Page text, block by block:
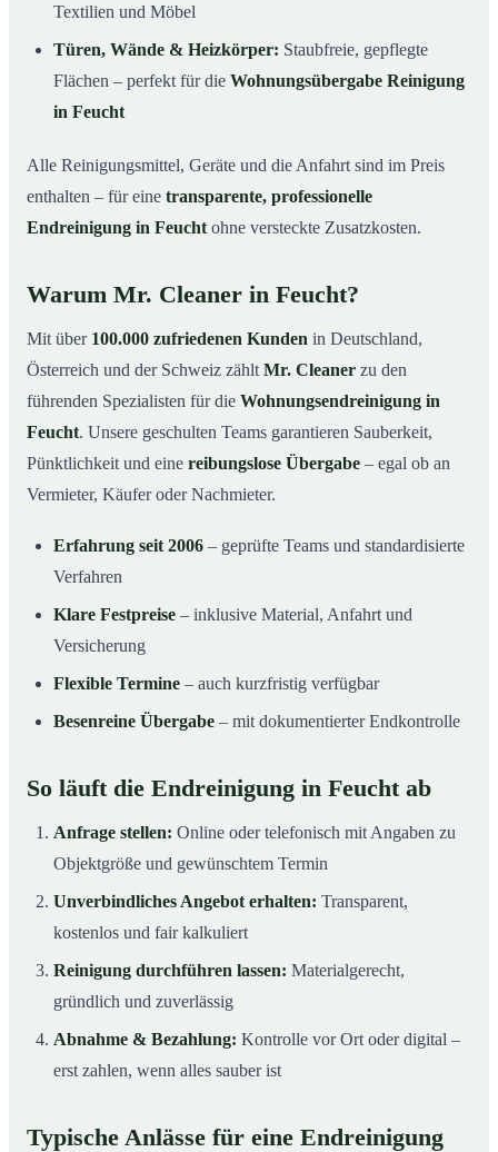
Textilien und Möbel
Türen, Wände & Heizkörper: Staubfreie, gepflegte
Flächen – perfekt für die Wohnungsübergabe Reinigung
in Feucht
Alle Reinigungsmittel, Geräte und die Anfahrt sind im Preis
enthalten – für eine transparente, professionelle
Endreinigung in Feucht ohne versteckte Zusatzkosten.
Warum Mr. Cleaner in Feucht?
Mit über 100.000 zufriedenen Kunden in Deutschland,
Österreich und der Schweiz zählt Mr. Cleaner zu den
führenden Spezialisten für die Wohnungsendreinigung in
Feucht. Unsere geschulten Teams garantieren Sauberkeit,
Pünktlichkeit und eine reibungslose Übergabe – egal ob an
Vermieter, Käufer oder Nachmieter.
Erfahrung seit 2006 – geprüfte Teams und standardisierte
Verfahren
Klare Festpreise – inklusive Material, Anfahrt und
Versicherung
Flexible Termine – auch kurzfristig verfügbar
Besenreine Übergabe – mit dokumentierter Endkontrolle
So läuft die Endreinigung in Feucht ab
Anfrage stellen: Online oder telefonisch mit Angaben zu
Objektgröße und gewünschtem Termin
Unverbindliches Angebot erhalten: Transparent,
kostenlos und fair kalkuliert
Reinigung durchführen lassen: Materialgerecht,
gründlich und zuverlässig
Abnahme & Bezahlung: Kontrolle vor Ort oder digital –
erst zahlen, wenn alles sauber ist
Typische Anlässe für eine Endreinigung